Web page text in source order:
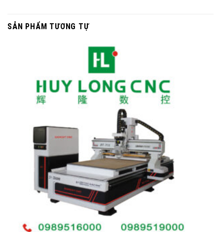
SẢN PHẨM TƯƠNG TỰ